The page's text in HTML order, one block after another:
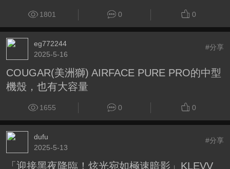
1801 0 0
eg772244
2025-5-16
#分享
COUGAR(美洲獅) AIRFACE PURE PRO的中型
機殼，也有大容量
1655 0 0
dufu
2025-5-13
#分享
「迎接黑夜降臨！炫光宛如極速暗影」KLEVV